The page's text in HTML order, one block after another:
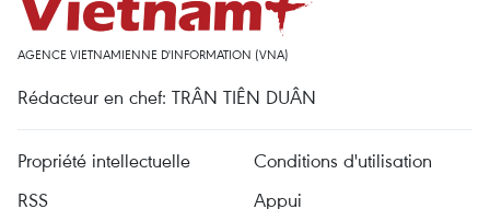
AGENCE VIETNAMIENNE D'INFORMATION (VNA)
Rédacteur en chef: TRÂN TIÊN DUÂN
Propriété intellectuelle
Conditions d'utilisation
RSS
Appui